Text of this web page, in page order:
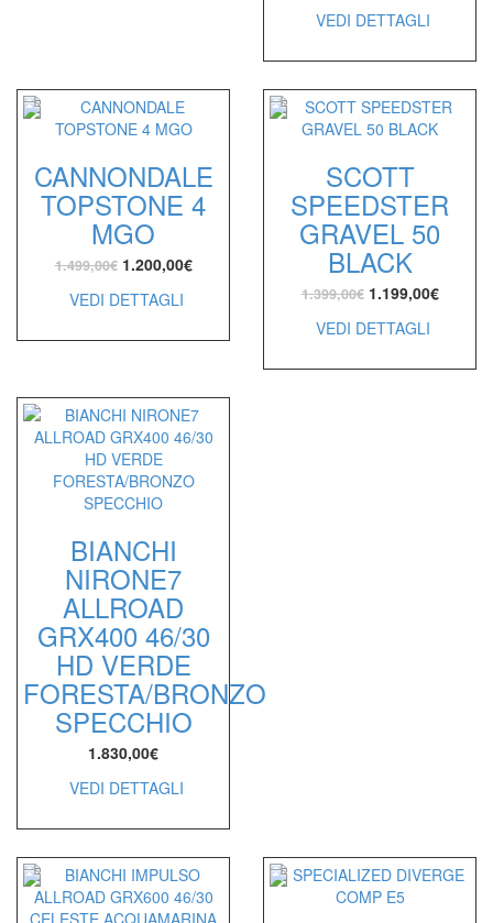
VEDI DETTAGLI
CANNONDALE
TOPSTONE 4
MGO
1.499,00€ 1.200,00€
VEDI DETTAGLI
SCOTT
SPEEDSTER
GRAVEL 50
BLACK
1.399,00€ 1.199,00€
VEDI DETTAGLI
BIANCHI
NIRONE7
ALLROAD
GRX400 46/30
HD VERDE
FORESTA/BRONZO
SPECCHIO
1.830,00€
VEDI DETTAGLI